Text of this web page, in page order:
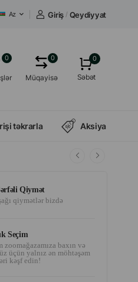
Az Giriş / Qeydiyyat
0
Müqayisə
0 0
Səbət
təkrarla Aksiya
Qiymət
qiymətlər bizdə
Seçim
zoomağazamıza baxın və
üçün yalnız ən möhtəşəm
kəşf edin!